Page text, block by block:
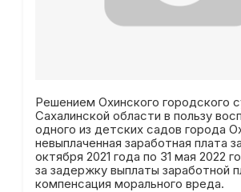
Решением Охинского городского
Сахалинской области в пользу
одного из детских садов города
невыплаченная заработная плата
октября 2021 года по 31 мая 2022
за задержку выплаты заработной
компенсация морального вреда.